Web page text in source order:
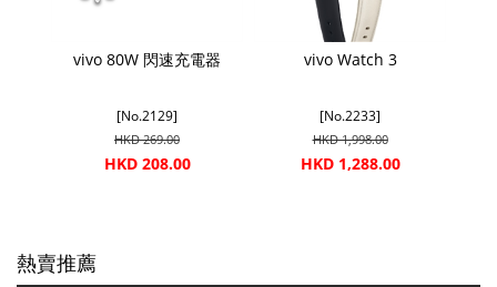
vivo 80W 閃速充電器
[No.2129]
HKD 269.00
HKD 208.00
vivo Watch 3
[No.2233]
HKD 1,998.00
HKD 1,288.00
熱賣推薦